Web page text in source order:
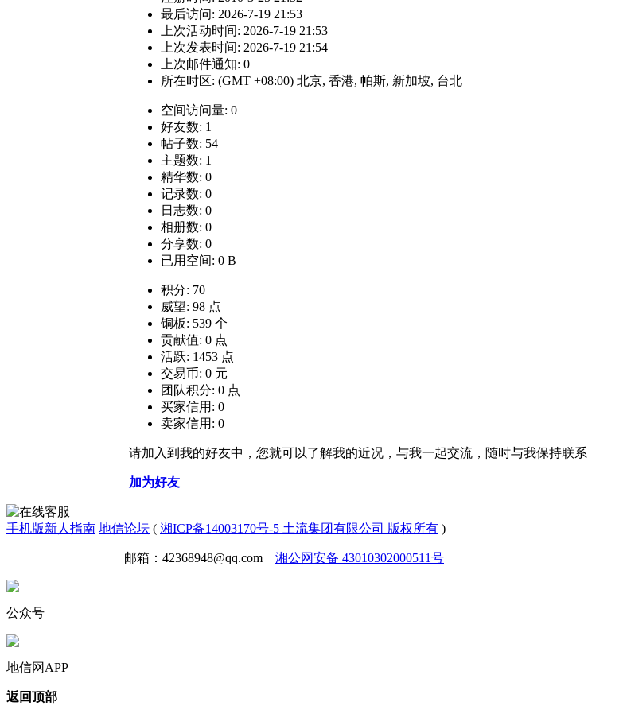
最后访问: 2026-7-19 21:53
上次活动时间: 2026-7-19 21:53
上次发表时间: 2026-7-19 21:54
上次邮件通知: 0
所在时区: (GMT +08:00) 北京, 香港, 帕斯, 新加坡, 台北
空间访问量: 0
好友数: 1
帖子数: 54
主题数: 1
精华数: 0
记录数: 0
日志数: 0
相册数: 0
分享数: 0
已用空间: 0 B
积分: 70
威望: 98 点
铜板: 539 个
贡献值: 0 点
活跃: 1453 点
交易币: 0 元
团队积分: 0 点
买家信用: 0
卖家信用: 0
请加入到我的好友中，您就可以了解我的近况，与我一起交流，随时与我保持联系
加为好友
手机版新人指南 地信论坛 ( 湘ICP备14003170号-5 土流集团有限公司 版权所有 )
邮箱：42368948@qq.com 湘公网安备 43010302000511号
公众号
地信网APP
返回顶部